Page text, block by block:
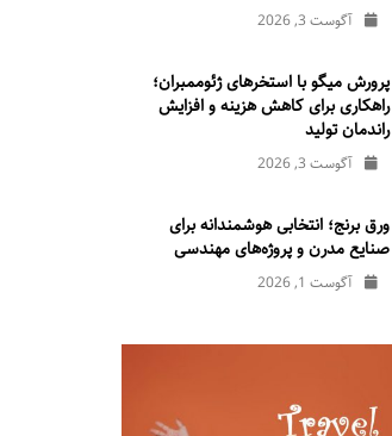
آگوست 3, 2026
پرورش میگو با استخرهای ژئوممبران؛
راهکاری برای کاهش هزینه و افزایش
راندمان تولید
آگوست 3, 2026
ورق برنج؛ انتخابی هوشمندانه برای
صنایع مدرن و پروژه‌های مهندسی
آگوست 1, 2026